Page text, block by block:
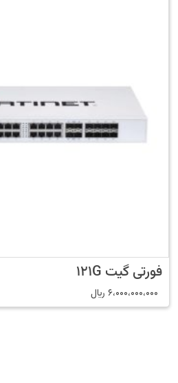
فورتی گیت 121G
6،000،000،000 ﷼